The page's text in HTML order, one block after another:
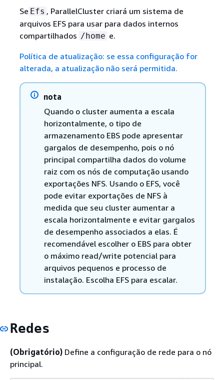
Se Efs , ParallelCluster criará um sistema de
arquivos EFS para usar para dados internos
compartilhados /home e.
Política de atualização: se essa configuração for
alterada, a atualização não será permitida.
nota
Quando o cluster aumenta a escala
horizontalmente, o tipo de
armazenamento EBS pode apresentar
gargalos de desempenho, pois o nó
principal compartilha dados do volume
raiz com os nós de computação usando
exportações NFS. Usando o EFS, você
pode evitar exportações de NFS à
medida que seu cluster aumentar a
escala horizontalmente e evitar gargalos
de desempenho associados a elas. É
recomendável escolher o EBS para obter
o máximo read/write potencial para
arquivos pequenos e processo de
instalação. Escolha EFS para escalar.
Redes
(Obrigatório) Define a configuração de rede para o nó
principal.